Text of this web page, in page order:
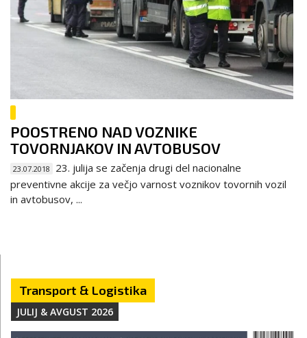
POOSTRENO NAD VOZNIKE
TOVORNJAKOV IN AVTOBUSOV
23.07.2018
23. julija se začenja drugi del nacionalne
preventivne akcije za večjo varnost voznikov tovornih vozil
in avtobusov, ...
Transport & Logistika
JULIJ & AVGUST 2026